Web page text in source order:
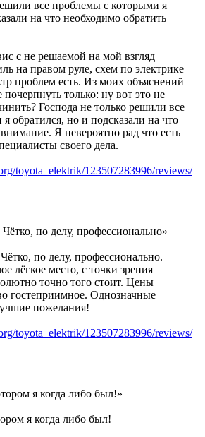
все проблемы с которыми я
на что необходимо обратить
с не решаемой на мой взгляд
на правом руле, схем по электрике
проблем есть. Из моих объяснений
только: ну вот это не
Господа не только решили все
обратился, но и подсказали на что
Я невероятно рад что есть
своего дела.
toyota_elektrik/123507283996/reviews/
по делу, профессионально»
по делу, профессионально.
лёгкое место, с точки зрения
точно того стоит. Цены
гостеприимное. Однозначные
пожелания!
toyota_elektrik/123507283996/reviews/
я когда либо был!»
я когда либо был!